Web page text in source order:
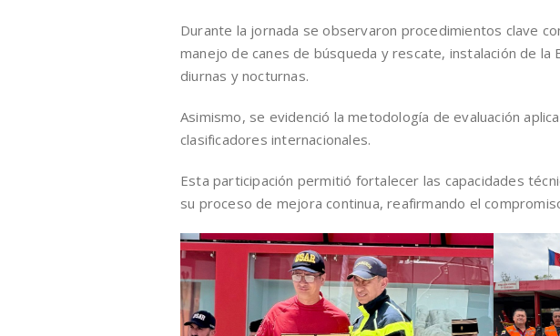
Durante la jornada se observaron procedimientos clave
manejo de canes de búsqueda y rescate, instalación de
diurnas y nocturnas.
Asimismo, se evidenció la metodología de evaluación
clasificadores internacionales.
Esta participación permitió fortalecer las capacidades
su proceso de mejora continua, reafirmando el